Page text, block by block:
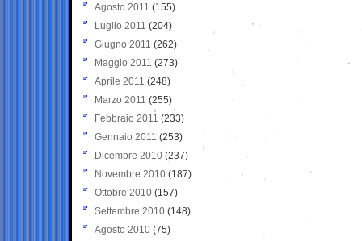
Agosto 2011 (155)
Luglio 2011 (204)
Giugno 2011 (262)
Maggio 2011 (273)
Aprile 2011 (248)
Marzo 2011 (255)
Febbraio 2011 (233)
Gennaio 2011 (253)
Dicembre 2010 (237)
Novembre 2010 (187)
Ottobre 2010 (157)
Settembre 2010 (148)
Agosto 2010 (75)